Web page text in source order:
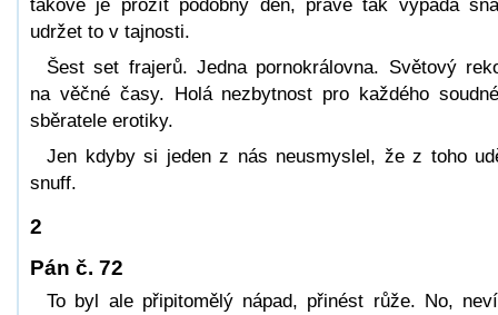
takové je prožít podobný den, právě tak vypadá
udržet to v tajnosti.
Šest set frajerů. Jedna pornokrálovna. Světový
na věčné časy. Holá nezbytnost pro každého
sběratele erotiky.
Jen kdyby si jeden z nás neusmyslel, že z toho
snuff.
2
Pán č. 72
To byl ale připitomělý nápad, přinést růže. No,